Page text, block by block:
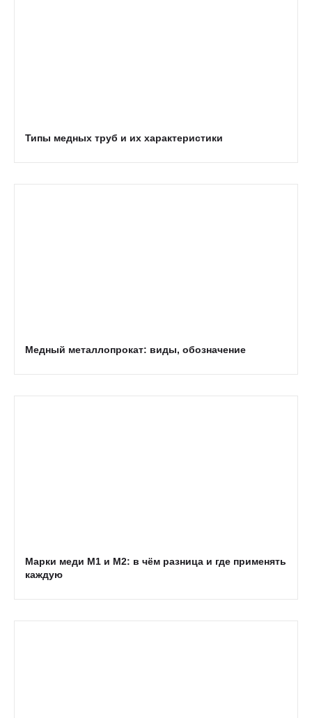
Типы медных труб и их характеристики
Медный металлопрокат: виды, обозначение
Марки меди М1 и М2: в чём разница и где применять
каждую